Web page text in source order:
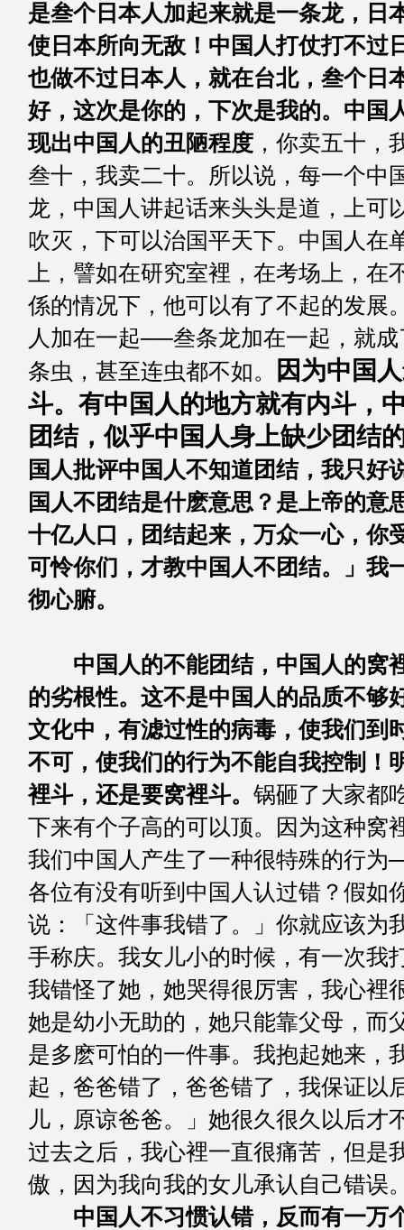
是叁个日本人加起来就是一条龙，日
使日本所向无敌！中国人打仗打不过
也做不过日本人，就在台北，叁个日
好，这次是你的，下次是我的。中国
现出中国人的丑陋程度 ，你卖五十，
叁十，我卖二十。所以说，每一个中
龙，中国人讲起话来头头是道，上可
吹灭，下可以治国平天下。中国人在
上，譬如在研究室裡，在考场上，在
係的情况下，他可以有了不起的发展
人加在一起──叁条龙加在一起，就
条虫，甚至连虫都不如。
因为中国
斗。有中国人的地方就有内斗，
团结，似乎中国人身上缺少团结
国人批评中国人不知道团结，我只好
国人不团结是什麽意思？是上帝的意
十亿人口，团结起来，万众一心，你
可怜你们，才教中国人不团结。」我
彻心腑。
中国人的不能团结，中国人的窝
的劣根性。这不是中国人的品质不够
文化中，有滤过性的病毒，使我们到
不可，使我们的行为不能自我控制！
裡斗，还是要窝裡斗。 锅砸了大家都
下来有个子高的可以顶。因为这种窝
我们中国人产生了一种很特殊的行为
各位有没有听到中国人认过错？假如
说：「这件事我错了。」你就应该为
手称庆。我女儿小的时候，有一次我
我错怪了她，她哭得很厉害，我心裡
她是幼小无助的，她只能靠父母，而
是多麽可怕的一件事。我抱起她来，
起，爸爸错了，爸爸错了，我保证以
儿，原谅爸爸。」她很久很久以后才
过去之后，我心裡一直很痛苦，但是
傲，因为我向我的女儿承认自己错误
中国人不习惯认错，反而有一万